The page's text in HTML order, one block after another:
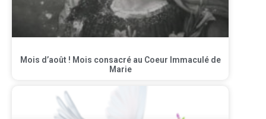
Mois d’août ! Mois consacré au Coeur Immaculé de
Marie